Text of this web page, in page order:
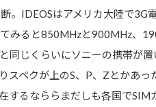
。IDEOSはアメリカ大陸で3G
みると850MHzと900MHz、
同じくらいにソニーの携帯が
スペクが上のS、P、Zとかあ
るなららまだしも各国でSIM